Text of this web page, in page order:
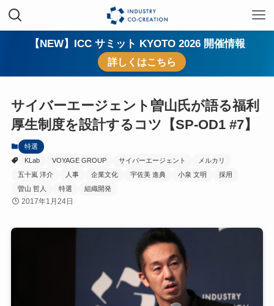
【NEW】ICC サミット KYOTO 2026 開催情報
詳しくはこちら
サイバーエージェント曽山氏が語る福利
厚生制度を設計するコツ【SP-OD1 #7】
特選
KLab
VOYAGE GROUP サイバーエージェント
メルカリ
五十嵐 洋介
人事 企業文化 宇佐美 進典 小泉 文明
採用
曽山 哲人
特選 組織開発
2017年1月24日